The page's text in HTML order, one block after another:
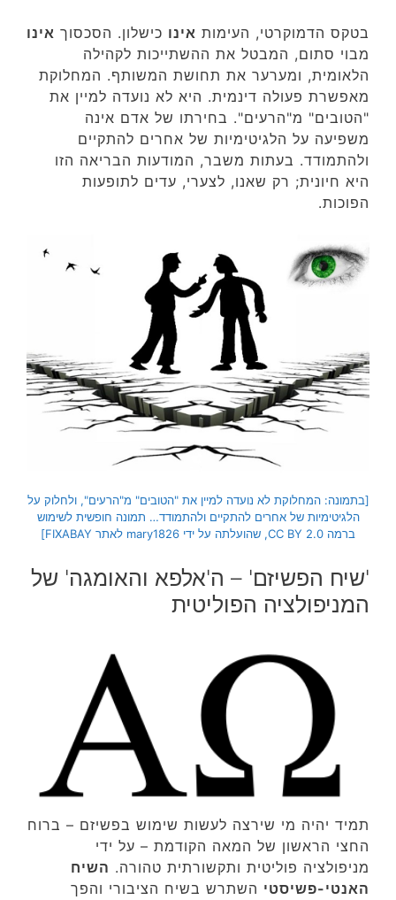
בטקס הדמוקרטי, העימות אינו כישלון. הסכסוך אינו
מבוי סתום, המבטל את ההשתייכות לקהילה
הלאומית, ומערער את תחושת המשותף. המחלוקת
מאפשרת פעולה דינמית. היא לא נועדה למיין את
"הטובים" מ"הרעים". בחירתו של אדם אינה
משפיעה על הלגיטימיות של אחרים להתקיים
ולהתמודד. בעתות משבר, המודעות הבריאה הזו
היא חיונית; רק שאנו, לצערי, עדים לתופעות
הפוכות.
[בתמונה: המחלוקת לא נועדה למיין את "הטובים" מ"הרעים", ולחלוק על
הלגיטימיות של אחרים להתקיים ולהתמודד… תמונה חופשית לשימוש
ברמה CC BY 2.0, שהועלתה על ידי mary1826 לאתר FIXABAY]
'שיח הפשיזם' – ה'אלפא והאומגה' של
המניפולציה הפוליטית
תמיד יהיה מי שירצה לעשות שימוש בפשיזם – ברוח
החצי הראשון של המאה הקודמת – על ידי
מניפולציה פוליטית ותקשורתית טהורה. השיח
האנטי-פשיסטי השתרש בשיח הציבורי והפך